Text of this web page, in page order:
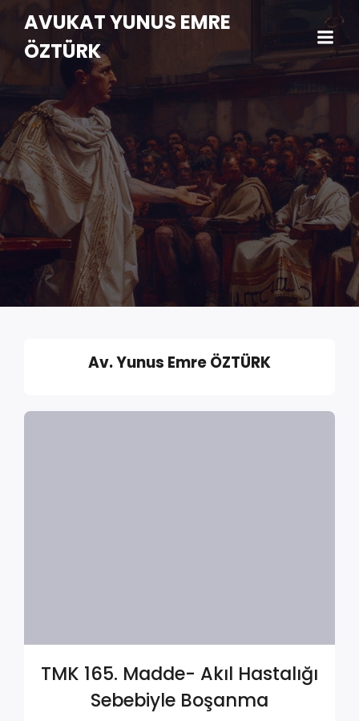
AVUKAT YUNUS EMRE
ÖZTÜRK
Av. Yunus Emre ÖZTÜRK
TMK 165. Madde- Akıl Hastalığı
Sebebiyle Boşanma